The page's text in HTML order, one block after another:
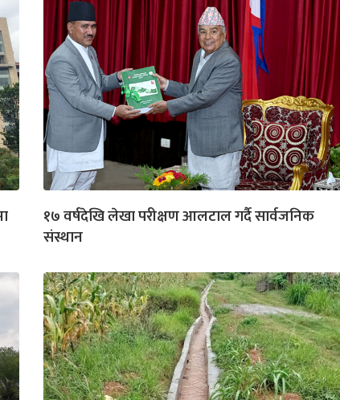
१७ वर्षदेखि लेखा परीक्षण आलटाल गर्दै सार्वजनिक
संस्थान